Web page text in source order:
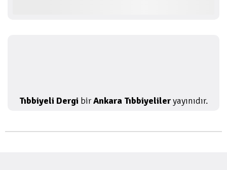
Tıbbiyeli Dergi birAnkara Tıbbiyelileryayınıdır.